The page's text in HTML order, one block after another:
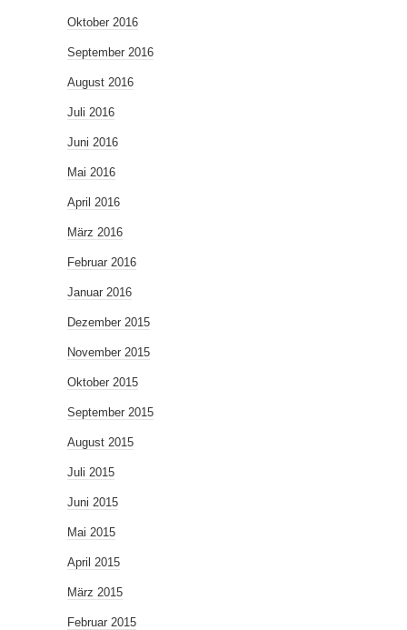
Oktober 2016
September 2016
August 2016
Juli 2016
Juni 2016
Mai 2016
April 2016
März 2016
Februar 2016
Januar 2016
Dezember 2015
November 2015
Oktober 2015
September 2015
August 2015
Juli 2015
Juni 2015
Mai 2015
April 2015
März 2015
Februar 2015